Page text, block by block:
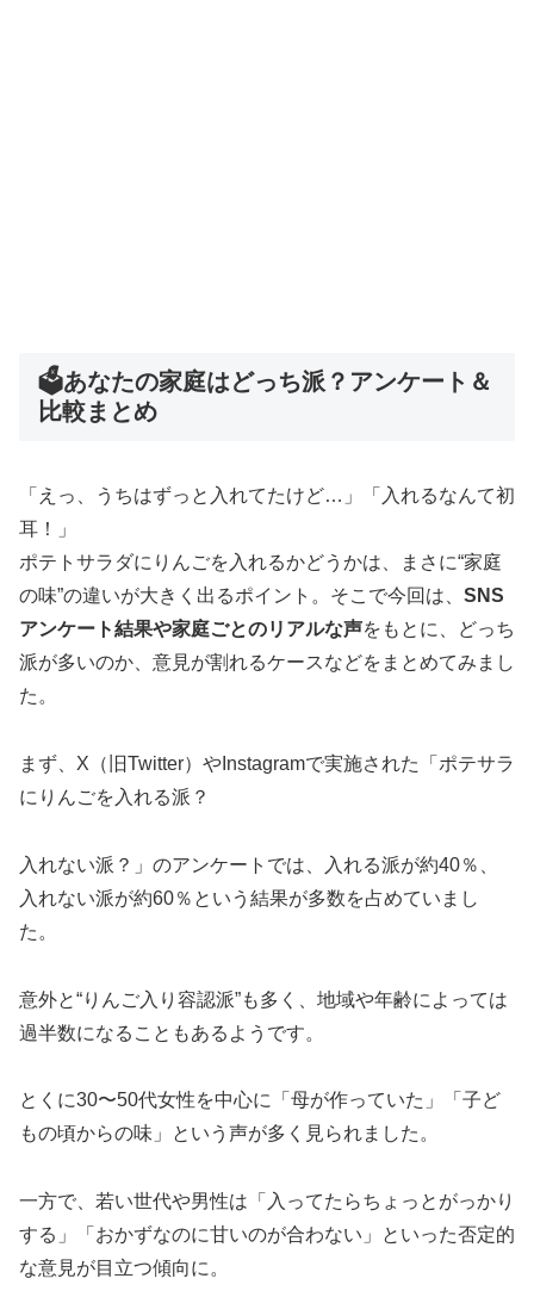
🗳あなたの家庭はどっち派？アンケート＆
比較まとめ
「えっ、うちはずっと入れてたけど…」「入れるなんて初
耳！」
ポテトサラダにりんごを入れるかどうかは、まさに“家庭
の味”の違いが大きく出るポイント。そこで今回は、 SNS
アンケート結果や家庭ごとのリアルな声をもとに、どっち
派が多いのか、意見が割れるケースなどをまとめてみまし
た。
まず、X（旧Twitter）やInstagramで実施された「ポテサラ
にりんごを入れる派？
入れない派？」のアンケートでは、入れる派が約40％、
入れない派が約60％という結果が多数を占めていまし
た。
意外と“りんご入り容認派”も多く、地域や年齢によっては
過半数になることもあるようです。
とくに30〜50代女性を中心に「母が作っていた」「子ど
もの頃からの味」という声が多く見られました。
一方で、若い世代や男性は「入ってたらちょっとがっかり
する」「おかずなのに甘いのが合わない」といった否定的
な意見が目立つ傾向に。